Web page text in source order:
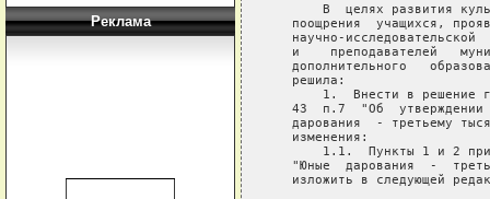
Реклама
В  целях развития
поощрения  учащихся,
научно-исследовательской
и    преподавателей
дополнительного
   решила:
1.  Внести в решение
43  п.7  "Об
дарования  - третьему
   изменения:
1.1.  Пункты 1 и 2
"Юные  дарования  -
изложить в следующей